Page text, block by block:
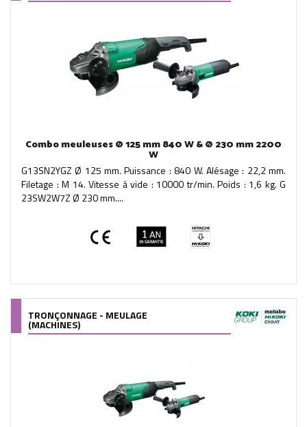
Combo meuleuses Ø 125 mm 840 W & Ø 230 mm 2200
W
G13SN2YGZ Ø 125 mm. Puissance : 840 W. Alésage : 22,2 mm.
Filetage : M 14. Vitesse à vide : 10000 tr/min. Poids : 1,6 kg. G
23SW2W7Z Ø 230 mm....
TRONÇONNAGE - MEULAGE
(MACHINES)